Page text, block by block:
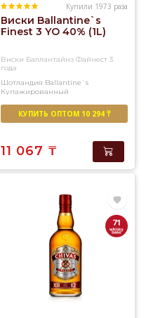
Купили 1973 раза
Виски Ballantine`s
Finest 3 YO 40% (1L)
Виски Баллантайнз Файнест 3
года
Шотландия Ballantine`s
Купажированный
КУПИТЬ ОПТОМ 10 294 ₸
11 067 ₸
71